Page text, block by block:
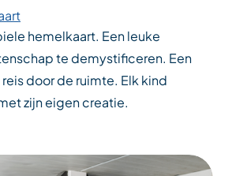
hemelkaart. Een leuke
te demystificeren. Een
door de ruimte. Elk kind
zijn eigen creatie.